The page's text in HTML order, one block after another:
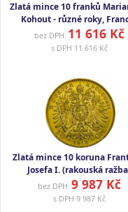
Zlatá mince 10 franků
Kohout - různé roky,
bez DPH 11 616 Kč
s DPH 11 616 Kč
Zlatá mince 10 koruna
Josefa I. (rakouská
bez DPH 9 987 Kč
s DPH 9 987 Kč